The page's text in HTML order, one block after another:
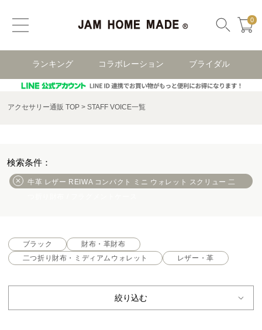
0
ランキング コラボレーション ブライダル
アクセサリー通販 TOP STAFF VOICE一覧
牛革 レザー REIWA コンパクト ミニ ウォレット スクリュー 二
ブラック
財布・革財布
二つ折り財布・ミディアムウォレット
レザー・革
絞り込む